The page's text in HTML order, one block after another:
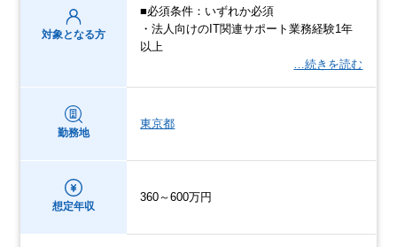
対象となる方
■必須条件：いずれか必須
・法人向けのIT関連サポート業務経験1年
以上
…続きを読む
勤務地
東京都
想定年収
360～600万円